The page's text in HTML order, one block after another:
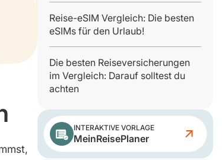
Reise-eSIM Vergleich: Die besten
eSIMs für den Urlaub!
Die besten Reiseversicherungen
im Vergleich: Darauf solltest du
achten
INTERAKTIVE VORLAGE
MeinReisePlaner